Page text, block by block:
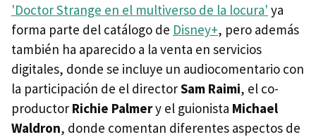
'Doctor Strange en el multiverso de la locura' ya
forma parte del catálogo de Disney+, pero además
también ha aparecido a la venta en servicios
digitales, donde se incluye un audiocomentario con
la participación de el directorSam Raimi, el co-
productor Richie Palmery el guionista Michael
Waldron, donde comentan diferentes aspectos de